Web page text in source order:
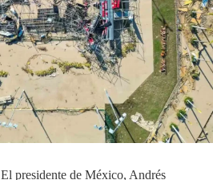
El presidente de México, Andrés